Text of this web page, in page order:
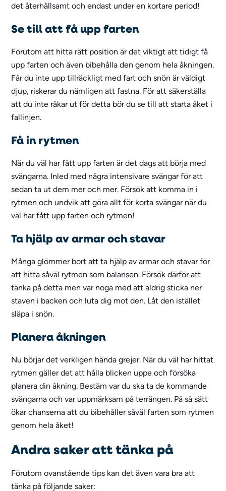
det återhållsamt och endast under en kortare period!
Se till att få upp farten
Förutom att hitta rätt position är det viktigt att tidigt få
upp farten och även bibehålla den genom hela åkningen.
Får du inte upp tillräckligt med fart och snön är väldigt
djup, riskerar du nämligen att fastna. För att säkerställa
att du inte råkar ut för detta bör du se till att starta åket i
fallinjen.
Få in rytmen
När du väl har fått upp farten är det dags att börja med
svängarna. Inled med några intensivare svängar för att
sedan ta ut dem mer och mer. Försök att komma in i
rytmen och undvik att göra allt för korta svängar när du
väl har fått upp farten och rytmen!
Ta hjälp av armar och stavar
Många glömmer bort att ta hjälp av armar och stavar för
att hitta såväl rytmen som balansen. Försök därför att
tänka på detta men var noga med att aldrig sticka ner
staven i backen och luta dig mot den. Låt den istället
släpa i snön.
Planera åkningen
Nu börjar det verkligen hända grejer. När du väl har hittat
rytmen gäller det att hålla blicken uppe och försöka
planera din åkning. Bestäm var du ska ta de kommande
svängarna och var uppmärksam på terrängen. På så sätt
ökar chanserna att du bibehåller såväl farten som rytmen
genom hela åket!
Andra saker att tänka på
Förutom ovanstående tips kan det även vara bra att
tänka på följande saker: